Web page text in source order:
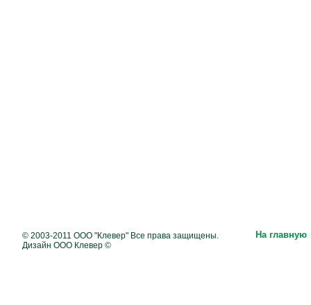
© 2003-2011 ООО "Клевер" Все права защищены.
Дизайн ООО Клевер ©
На главную